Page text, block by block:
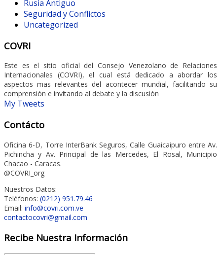
Rusia Antiguo
Seguridad y Conflictos
Uncategorized
COVRI
Este es el sitio oficial del Consejo Venezolano de Relaciones
Internacionales (COVRI), el cual está dedicado a abordar los
aspectos mas relevantes del acontecer mundial, facilitando su
comprensión e invitando al debate y la discusión
My Tweets
Contácto
Oficina 6-D, Torre InterBank Seguros, Calle Guaicaipuro entre Av.
Pichincha y Av. Principal de las Mercedes, El Rosal, Municipio
Chacao - Caracas.
@COVRI_org
Nuestros Datos:
Teléfonos: (0212) 951.79.46
Email: info@covri.com.ve
contactocovri@gmail.com
Recibe Nuestra Información